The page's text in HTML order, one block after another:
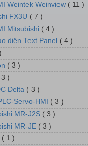
Weintek Weinview ( 11 )
FX3U ( 7 )
Mitsubishi ( 4 )
diện Text Panel ( 4 )
( 3 )
3 )
Delta ( 3 )
Servo-HMI ( 3 )
MR-J2S ( 3 )
MR-JE ( 3 )
( 1 )